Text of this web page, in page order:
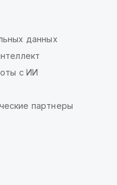
данных
с ИИ
партнеры